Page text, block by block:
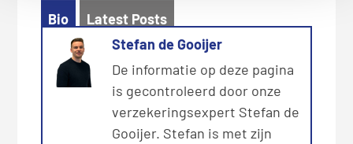
Bio
Latest Posts
Stefan de Gooijer
De informatie op deze pagina
is gecontroleerd door onze
verzekeringsexpert Stefan de
Gooijer. Stefan is met zijn